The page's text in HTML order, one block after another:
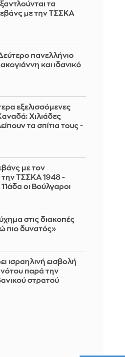
τα
με την ΤΣΣΚΑ
πανελλήνιο
και ιδανικό
εξελισσόμενες
Χιλιάδες
τα σπίτια τους -
με τον
την ΤΣΣΚΑ 1948 -
οι Βούλγαροι
στις διακοπές
πιο δυνατός»
ισραηλινή εισβολή
παρά την
στρατού